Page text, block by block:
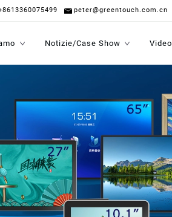
peter@greentouch.com.cn
Notizie/Case Show Video